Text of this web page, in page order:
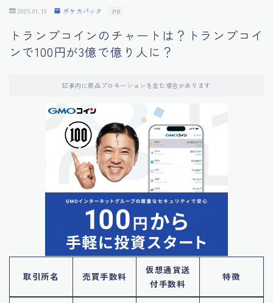
2025.01.19 ポケカパック PR
トランプコインのチャートは？トランプコイ
ンで100円が3億で億り人に？
記事内に商品プロモーションを含む場合があります
取引所名 売買手数料
仮想通貨送
付手数料
特徴